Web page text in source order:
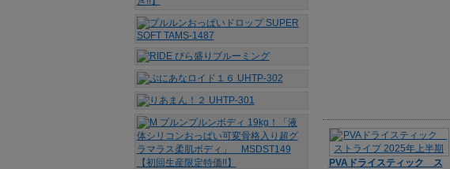
PVAドライスティック ス